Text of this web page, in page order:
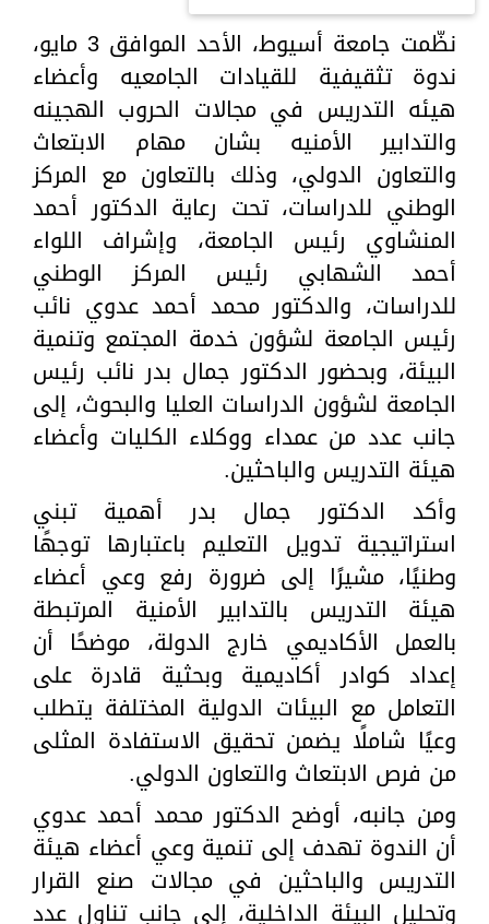
نظّمت جامعة أسيوط، الأحد الموافق 3 مايو،
ندوة تثقيفية للقيادات الجامعيه وأعضاء
هيئه التدريس في مجالات الحروب الهجينه
والتدابير الأمنيه بشان مهام الابتعاث
والتعاون الدولي، وذلك بالتعاون مع المركز
الوطني للدراسات، تحت رعاية الدكتور أحمد
المنشاوي رئيس الجامعة، وإشراف اللواء
أحمد الشهابي رئيس المركز الوطني
للدراسات، والدكتور محمد أحمد عدوي نائب
رئيس الجامعة لشؤون خدمة المجتمع وتنمية
البيئة، وبحضور الدكتور جمال بدر نائب رئيس
الجامعة لشؤون الدراسات العليا والبحوث، إلى
جانب عدد من عمداء ووكلاء الكليات وأعضاء
هيئة التدريس والباحثين.
وأكد الدكتور جمال بدر أهمية تبني
استراتيجية تدويل التعليم باعتبارها توجهًا
وطنيًا، مشيرًا إلى ضرورة رفع وعي أعضاء
هيئة التدريس بالتدابير الأمنية المرتبطة
بالعمل الأكاديمي خارج الدولة، موضحًا أن
إعداد كوادر أكاديمية وبحثية قادرة على
التعامل مع البيئات الدولية المختلفة يتطلب
وعيًا شاملًا يضمن تحقيق الاستفادة المثلى
من فرص الابتعاث والتعاون الدولي.
ومن جانبه، أوضح الدكتور محمد أحمد عدوي
أن الندوة تهدف إلى تنمية وعي أعضاء هيئة
التدريس والباحثين في مجالات صنع القرار
وتحليل البيئة الداخلية، إلى جانب تناول عدد